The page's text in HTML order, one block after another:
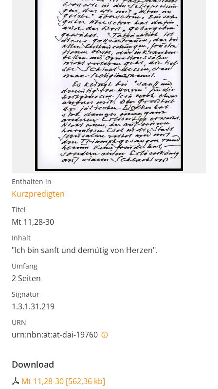
Enthalten in
Kurzpredigten
Titel
Mt 11,28-30
Inhalt
"Ich bin sanft und demütig von Herzen".
Umfang
2 Seiten
Signatur
1.3.1.31.219
URN
urn:nbn:at:at-dai-19760
Download
Mt 11,28-30 [562,36 kb]